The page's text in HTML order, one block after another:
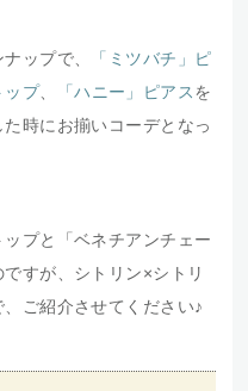
ップで、
「ミツバチ」ピ
ップ、 「ハニー」ピアスを
時にお揃いコーデとなっ
プと「ベネチアンチェー
すが、シトリン×シトリ
ご紹介させてください♪